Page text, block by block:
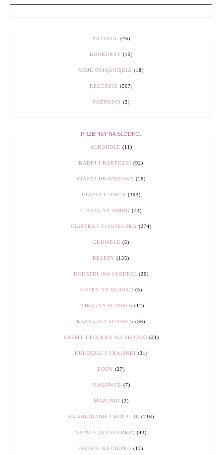
ARTYKUŁ (46)
KONKURSY (15)
MOJE OSIĄGNIĘCIA (18)
RECENZJE (567)
RÓŻNOŚCI (2)
PRZEPISY NA SŁODKO:
ALKOHOLE (11)
BABKI I BABECZKI (92)
CIASTA DROŻDŻOWE (16)
CIASTA I TORTY (303)
CIASTA NA ZIMNO (73)
CIASTKA I CIASTECZKA (274)
CRUMBLE (5)
DESERY (135)
DODATKI (NA SŁODKO) (26)
GOFRY NA SŁODKO (5)
JAJKA (NA SŁODKO) (12)
KASZA (NA SŁODKO) (36)
KREMY I POLEWY NA SŁODKO (21)
KULECZKI I PRALINKI (31)
LODY (27)
MAKOWCE (7)
MAZURKI (2)
NA ŚNIADANIE I KOLACJĘ (216)
NAPOJE (NA SŁODKO) (43)
OWOCE NA CIEPŁO (12)